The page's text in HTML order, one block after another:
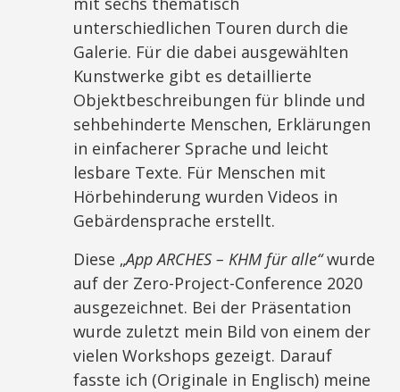
unterschiedlichen Touren durch die
Galerie. Für die dabei ausgewählten
Kunstwerke gibt es detaillierte
Objektbeschreibungen für blinde und
sehbehinderte Menschen, Erklärungen
in einfacherer Sprache und leicht
lesbare Texte. Für Menschen mit
Hörbehinderung wurden Videos in
Gebärdensprache erstellt.
Diese „App ARCHES – KHM für alle“wurde
auf der Zero-Project-Conference 2020
ausgezeichnet. Bei der Präsentation
wurde zuletzt mein Bild von einem der
vielen Workshops gezeigt. Darauf
fasste ich (Originale in Englisch) meine